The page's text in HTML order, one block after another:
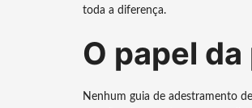
toda a diferença.
O papel
Nenhum guia de adestramento